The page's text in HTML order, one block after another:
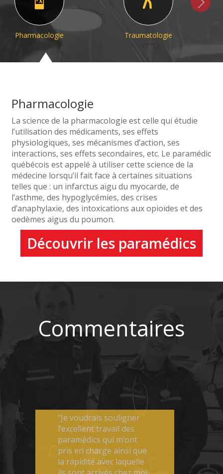
Pharmacologie Traumatologie
Pharmacologie
La science de la pharmacologie est celle qui étudie
l’utilisation des médicaments, ses effets
physiologiques, ses mécanismes d’action, ses
interactions, ses effets secondaires, etc. Le paramédic
québécois est appelé à utiliser cette science de la
médecine lorsqu’il fait face à certaines situations
telles que : un infarctus aïgu du myocarde, de
l’asthme, des hypoglycémies, des crises
d’anaphylaxie, des intoxications aux opioïdes et des
oedèmes aigus du poumon.
Découvrir les paramédics
Commentaires
"Je voudrais souligner
l’excellent travail des
paramédics qui m’ont
pris en charge ainsi que
la rapidité avec laquelle